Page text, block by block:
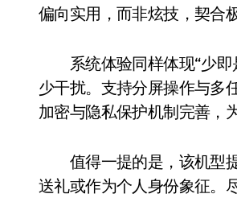
偏向实用，而非炫技，契合
系统体验同样体现“少即
少干扰。支持分屏操作与多
加密与隐私保护机制完善，
值得一提的是，该机型提
送礼或作为个人身份象征。